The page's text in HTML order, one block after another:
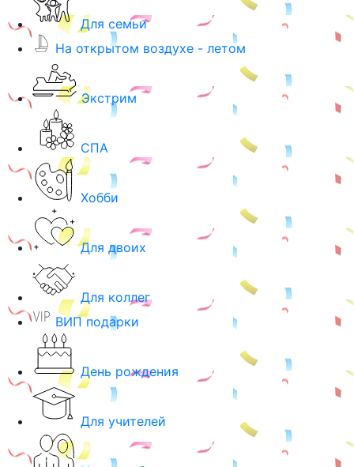
Для семьи
На открытом воздухе - летом
Экстрим
СПА
Хобби
Для двоих
Для коллег
ВИП подарки
День рождения
Для учителей